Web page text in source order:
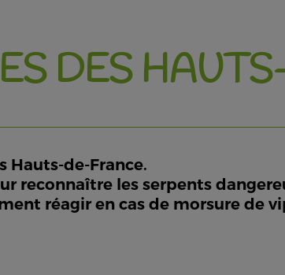
DES
Hauts-de-France.
reconnaître les serpents
réagir en cas de morsure de